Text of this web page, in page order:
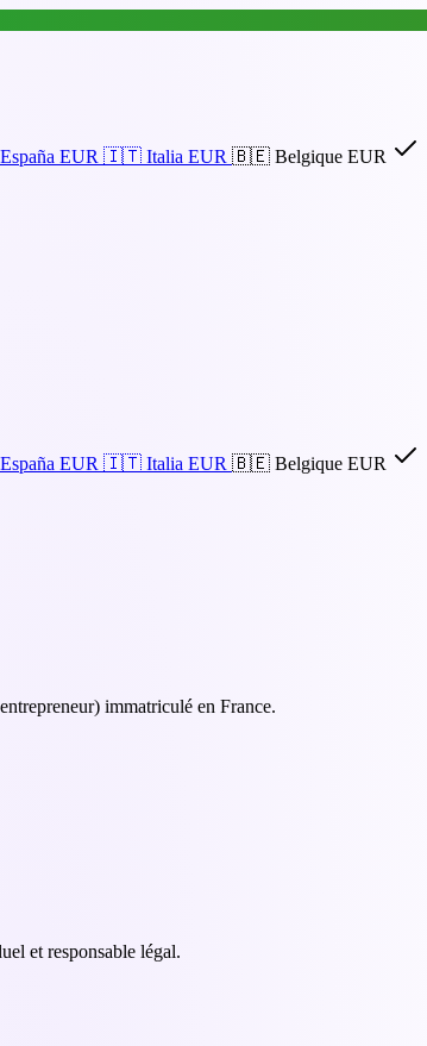
España EUR 🇮🇹 Italia EUR 🇧🇪 Belgique EUR
España EUR 🇮🇹 Italia EUR 🇧🇪 Belgique EUR
immatriculé en France.
et responsable légal.